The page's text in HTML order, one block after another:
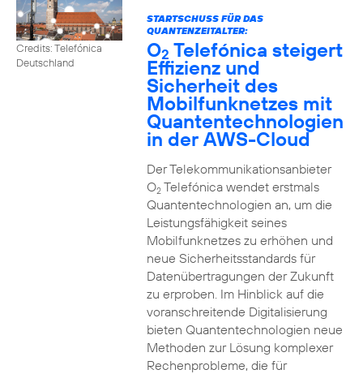
Credits: Telefónica
Deutschland
STARTSCHUSS FÜR DAS
QUANTENZEITALTER:
O2 Telefónica steigert
Effizienz und
Sicherheit des
Mobilfunknetzes mit
Quantentechnologien
in der AWS-Cloud
Der Telekommunikationsanbieter
O2Telefónica wendet erstmals
Quantentechnologien an, um die
Leistungsfähigkeit seines
Mobilfunknetzes zu erhöhen und
neue Sicherheitsstandards für
Datenübertragungen der Zukunft
zu erproben. Im Hinblick auf die
voranschreitende Digitalisierung
bieten Quantentechnologien neue
Methoden zur Lösung komplexer
Rechenprobleme, die für